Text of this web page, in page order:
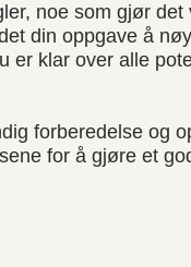
noe som gjør det
din oppgave å
er klar over alle
forberedelse og
for å gjøre et